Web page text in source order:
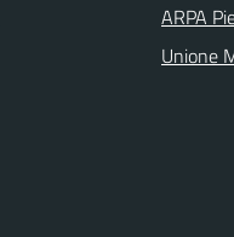
ARPA
Unione